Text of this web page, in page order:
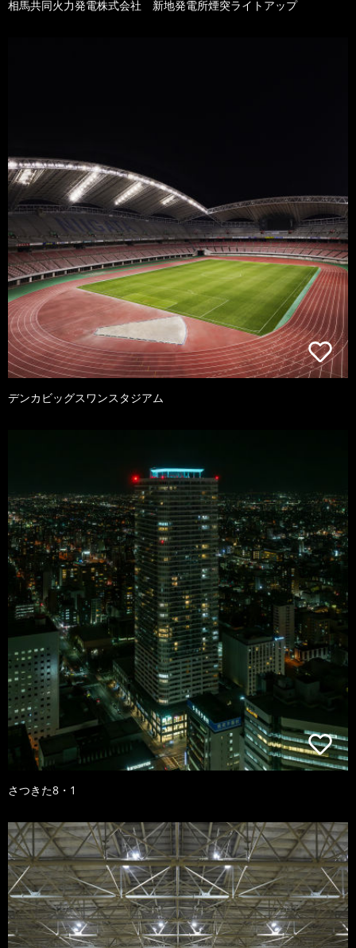
相馬共同火力発電株式会社 新地発電所煙突ライトアップ
デンカビッグスワンスタジアム
さつきた8・1